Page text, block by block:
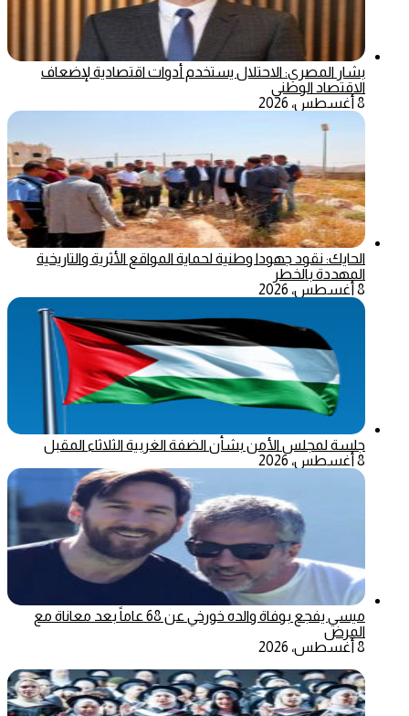
بشار المصري: الاحتلال يستخدم أدوات اقتصادية لإضعاف
الاقتصاد الوطني
8 أغسطس، 2026
الحايك: نقود جهودا وطنية لحماية المواقع الأثرية والتاريخية
المهددة بالخطر
8 أغسطس، 2026
جلسة لمجلس الأمن بشأن الضفة الغربية الثلاثاء المقبل
8 أغسطس، 2026
ميسي يفجع بوفاة والده خورخي عن 68 عاماً بعد معاناة مع
المرض
8 أغسطس، 2026